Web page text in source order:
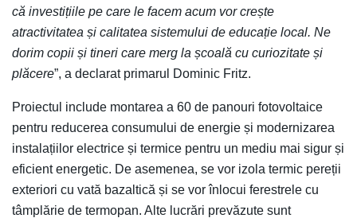
că investițiile pe care le facem acum vor crește
atractivitatea și calitatea sistemului de educație local. Ne
dorim copii și tineri care merg la școală cu curiozitate și
plăcere”, a declarat primarul Dominic Fritz.
Proiectul include montarea a 60 de panouri fotovoltaice
pentru reducerea consumului de energie și modernizarea
instalațiilor electrice și termice pentru un mediu mai sigur și
eficient energetic. De asemenea, se vor izola termic pereții
exteriori cu vată bazaltică și se vor înlocui ferestrele cu
tâmplărie de termopan. Alte lucrări prevăzute sunt